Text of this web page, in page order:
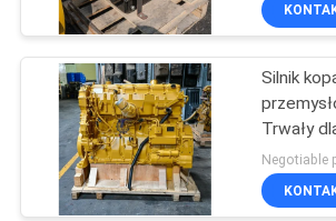
WYCIECZKA
FABRYCE
KONTROLA
Napęd
koparki
Silnik
Trwały
Negotiable